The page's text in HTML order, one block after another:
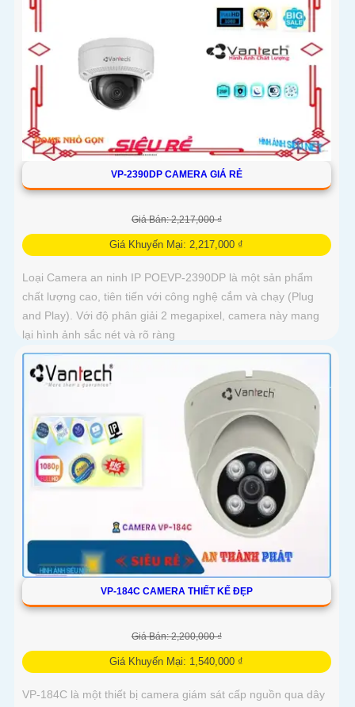
VP-2390DP CAMERA GIÁ RẺ
Giá Bán: 2,217,000 ₫
Giá Khuyến Mại: 2,217,000 ₫
Loại Camera an ninh IP POEVP-2390DP là một sản phẩm
chất lượng cao, tiên tiến với công nghệ cắm và chạy (Plug
and Play). Với độ phân giải 2 megapixel, camera này mang
lại hình ảnh sắc nét và rõ ràng
VP-184C CAMERA THIẾT KẾ ĐẸP
Giá Bán: 2,200,000 ₫
Giá Khuyến Mại: 1,540,000 ₫
VP-184C là một thiết bị camera giám sát cấp nguồn qua dây